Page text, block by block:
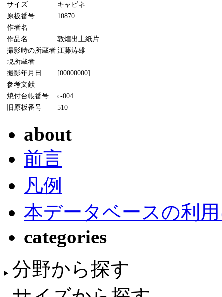
サイズ
キャビネ
原板番号
10870
作者名
作品名
敦煌出土紙片
撮影時の所蔵者 江藤涛雄
現所蔵者
撮影年月日
[00000000]
参考文献
焼付台帳番号
c-004
旧原板番号
510
about
前言
凡例
本データベースの利
categories
分野から探す